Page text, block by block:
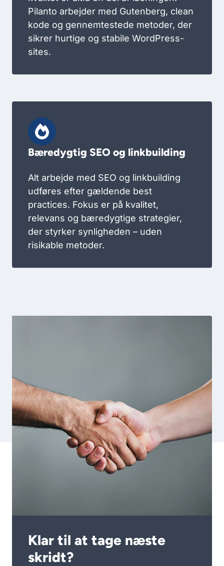
Pilanto arbejder med Gutenberg, clean
kode og gennemtestede metoder, der
sikrer hurtige og stabile WordPress-
sites.
Bæredygtig SEO og linkbuilding
Alt arbejde med SEO og linkbuilding
udføres efter gældende best
practices. Fokus er på kvalitet,
relevans og bæredygtige strategier,
der styrker synligheden – uden
risikable metoder.
Klar til at tage næste
skridt?